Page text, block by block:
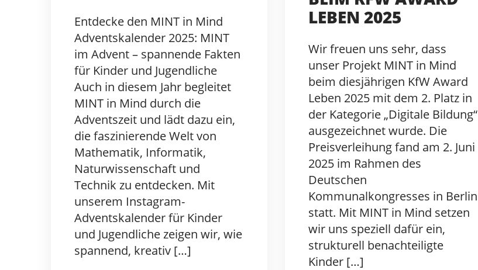
Entdecke den MINT in Mind
Adventskalender 2025: MINT
im Advent – spannende Fakten
für Kinder und Jugendliche
Auch in diesem Jahr begleitet
MINT in Mind durch die
Adventszeit und lädt dazu ein,
die faszinierende Welt von
Mathematik, Informatik,
Naturwissenschaft und
Technik zu entdecken. Mit
unserem Instagram-
Adventskalender für Kinder
und Jugendliche zeigen wir, wie
spannend, kreativ […]
LEBEN 2025
Wir freuen uns sehr, dass
unser Projekt MINT in Mind
beim diesjährigen KfW Award
Leben 2025 mit dem 2. Platz in
der Kategorie „Digitale Bildung“
ausgezeichnet wurde. Die
Preisverleihung fand am 2. Juni
2025 im Rahmen des
Deutschen
Kommunalkongresses in Berlin
statt. Mit MINT in Mind setzen
wir uns speziell dafür ein,
strukturell benachteiligte
Kinder […]